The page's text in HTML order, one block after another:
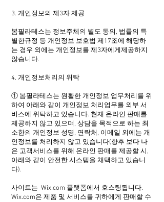
3. 개인정보의 제3자 제공
봄필라테스는 정보주체의 별도 동의, 법률의 특
별한규정 등 개인정보 보호법 제17조에 해당하
는 경우 외에는 개인정보를 제3자에게제공하지
않습니다.
4. 개인정보처리의 위탁
① 봄필라테스는 원활한 개인정보 업무처리를 위
하여 아래와 같이 개인정보 처리업무를 외부 서
비스에 위탁하고 있습니다. 현재 온라인 판매를
제공하지 않고 있으며, 상담을 목적으로 하는 최
소한의 개인정보 성명, 연락처, 이메일 외에는 개
인정보를 처리하지 않고 있습니다(향후 보다 나
은 고객서비스를 위해 온라인 판매를 제공할 시,
아래와 같이 안전한 시스템을 채택하고 있습니
다).
사이트는 Wix.com 플랫폼에서 호스팅됩니다.
Wix.com은 제품 및 서비스를 귀하에게 판매할 수